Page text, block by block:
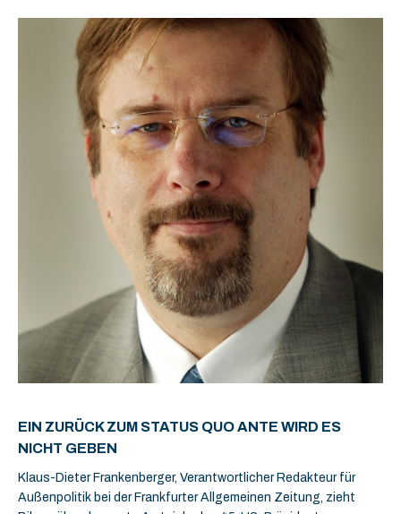
EIN ZURÜCK ZUM STATUS QUO ANTE WIRD ES
NICHT GEBEN
Klaus-Dieter Frankenberger, Verantwortlicher Redakteur für
Außenpolitik bei der Frankfurter Allgemeinen Zeitung, zieht